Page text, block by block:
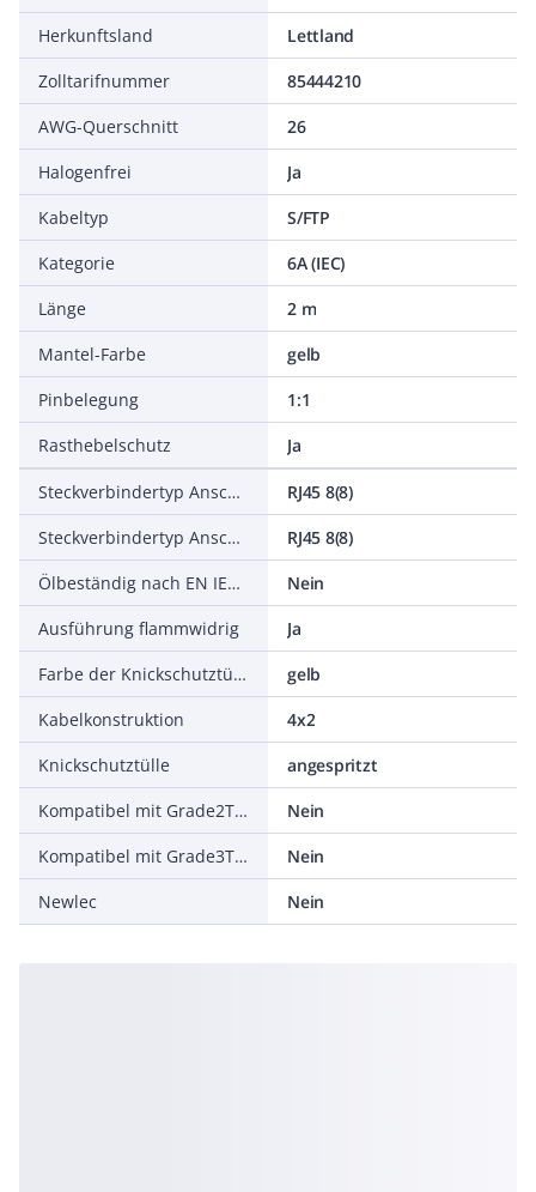
Herkunftsland
Lettland
Zolltarifnummer
85444210
AWG-Querschnitt
26
Halogenfrei
Ja
Kabeltyp
S/FTP
Kategorie
6A (IEC)
Länge
2 m
Mantel-Farbe
gelb
Pinbelegung
1:1
Rasthebelschutz
Ja
Steckverbindertyp Anschluss 1
RJ45 8(8)
Steckverbindertyp Anschluss 2
RJ45 8(8)
Ölbeständig nach EN IEC 60811-404
Nein
Ausführung flammwidrig
Ja
Farbe der Knickschutztülle
gelb
Kabelkonstruktion
4x2
Knickschutztülle
angespritzt
Kompatibel mit Grade2TV nach XP-C 90-483
Nein
Kompatibel mit Grade3TV nach XP-C 90-483
Nein
Newlec
Nein